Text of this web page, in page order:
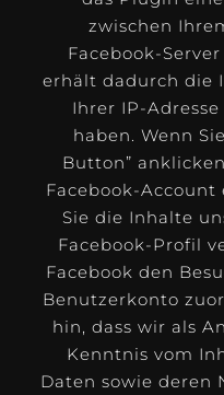
zwischen
Facebook-
erhält dadurch die
Ihrer IP-
haben. Wenn
Button”
Facebook-
Sie die Inhalte
Facebook-Profil
Facebook den
Benutzerkonto
hin, dass wir als
Kenntnis vom
Daten sowie deren